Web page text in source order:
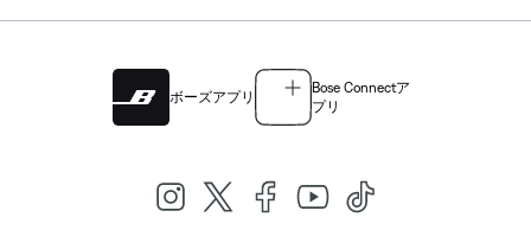
ボーズアプリ
Bose Connectア
プリ